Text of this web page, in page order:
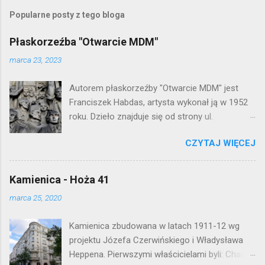
e
i
j
o
m
e
n
t
a
Popularne posty z tego bloga
Płaskorzeźba "Otwarcie MDM"
marca 23, 2023
Autorem płaskorzeźby "Otwarcie MDM" jest
Franciszek Habdas, artysta wykonał ją w 1952
roku. Dzieło znajduje się od strony ul.
warszawskiej flagowej inwestycji
mieszkaniowej lat 50. Lokalizacja: Śródmieście
CZYTAJ WIĘCEJ
Kamienica - Hoża 41
marca 25, 2020
Kamienica zbudowana w latach 1911-12 wg
projektu Józefa Czerwińskiego i Władysława
Heppena. Pierwszymi właścicielami byli: Chaim